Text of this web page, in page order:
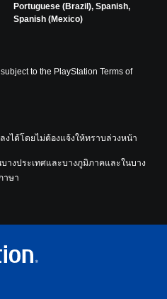
Portuguese (Brazil), Spanish,
Spanish (Mexico)
to the PlayStation Terms of
ได้โดยไม่ต้องแจ้งให้ทราบล่วงหน้า
บางประเทศและบางภูมิภาคและในบาง
าษา